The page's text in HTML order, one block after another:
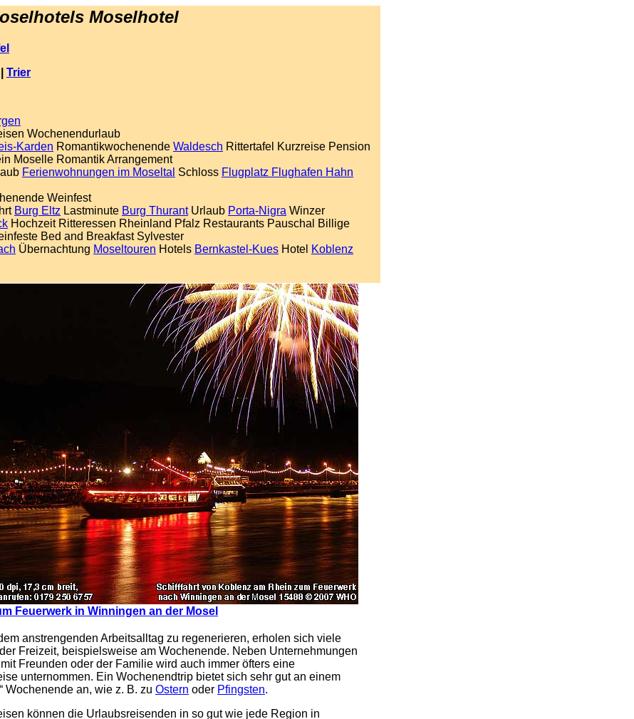
Moselhotel
Trier
Wochenendurlaub
Karden Romantikwochenende Waldesch Rittertafel Kurzreise Pension
Moselle Romantik Arrangement
Ferienwohnungen im Moseltal Schloss Flugplatz Flughafen Hahn
Weinfest
Burg Eltz Lastminute Burg ThurantUrlaub Porta-Nigra Winzer
Hochzeit Ritteressen Rheinland Pfalz Restaurants Pauschal Billige
Bed and Breakfast Sylvester
Übernachtung Moseltouren Hotels Bernkastel-Kues Hotel Koblenz
Feuerwerk in Winningen an der Mosel
anstrengenden Arbeitsalltag zu regenerieren, erholen sich viele
Freizeit, beispielsweise am Wochenende. Neben Unternehmungen
Freunden oder der Familie wird auch immer öfters eine
unternommen. Ein Wochenendtrip bietet sich sehr gut an einem
Wochenende an, wie z. B. zu Ostern oder Pfingsten.
können die Urlaubsreisenden in so gut wie jede Region in